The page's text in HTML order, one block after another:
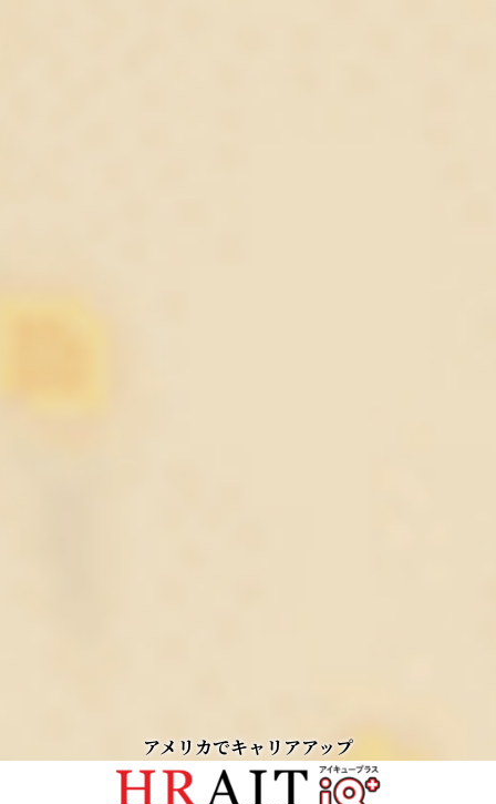
アメリカでキャリアアップ